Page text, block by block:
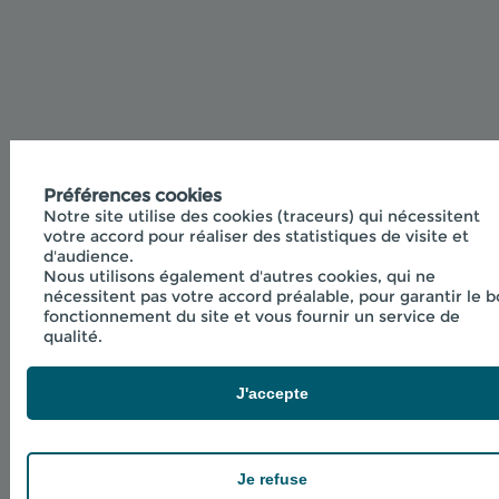
Préférences cookies
Notre site utilise des cookies (traceurs) qui nécessitent
votre accord pour réaliser des statistiques de visite et
d'audience.
Nous utilisons également d'autres cookies, qui ne
nécessitent pas votre accord préalable, pour garantir le
fonctionnement du site et vous fournir un service de
qualité.
Je refuse
J'accepte